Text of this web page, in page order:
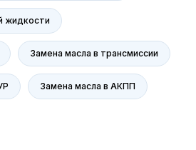
жидкости
Замена масла в трансмиссии
Замена масла в АКПП
с
детали.
или
готовы
— наша